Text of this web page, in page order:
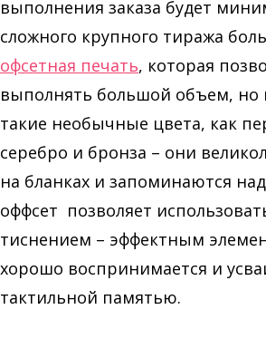
выполнения заказа будет
сложного крупного тиража
офсетная печать, которая
выполнять большой объем, но
такие необычные цвета, как
серебро и бронза – они
на бланках и запоминаются
оффсет позволяет
тиснением – эффектным
хорошо воспринимается и
тактильной памятью.